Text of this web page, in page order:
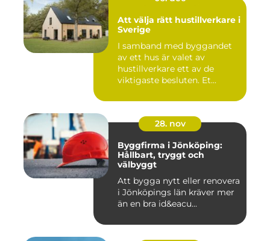
Att välja rätt hustillverkare i
Sverige
I samband med byggandet
av ett hus är valet av
hustillverkare ett av de
viktigaste besluten. Et...
28. nov
Byggfirma i Jönköping:
Hållbart, tryggt och
välbyggt
Att bygga nytt eller renovera
i Jönköpings län kräver mer
än en bra id&eacu...